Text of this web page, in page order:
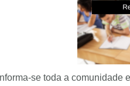
se toda a comunidade